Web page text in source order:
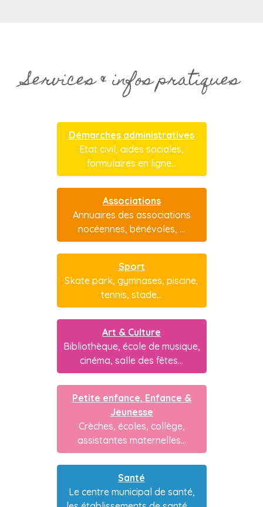
Services & infos pratiques
Démarches administratives
Etat civil, aides sociales,
formulaires en ligne...
Associations
Annuaires des associations
nocéennes, bénévoles, ...
Sport
Skate park, gymnases, piscine,
tennis, stade...
Art & Culture
Bibliothèque, école de musique,
cinéma, salle des fêtes...
Petite enfance, Enfance &
Jeunesse
Crèches, écoles, collège,
assistantes maternelles...
Santé
Le centre municipal de santé,